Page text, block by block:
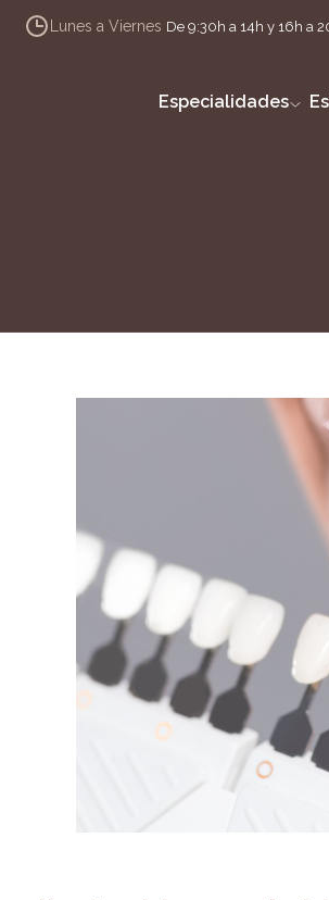
Lunes a Viernes De 9:30h a 14h y 16h a
Especialidades